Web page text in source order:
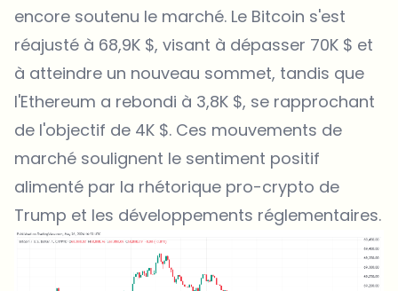
encore soutenu le marché. Le Bitcoin s'est
réajusté à 68,9K $, visant à dépasser 70K $ et
à atteindre un nouveau sommet, tandis que
l'Ethereum a rebondi à 3,8K $, se rapprochant
de l'objectif de 4K $. Ces mouvements de
marché soulignent le sentiment positif
alimenté par la rhétorique pro-crypto de
Trump et les développements réglementaires.